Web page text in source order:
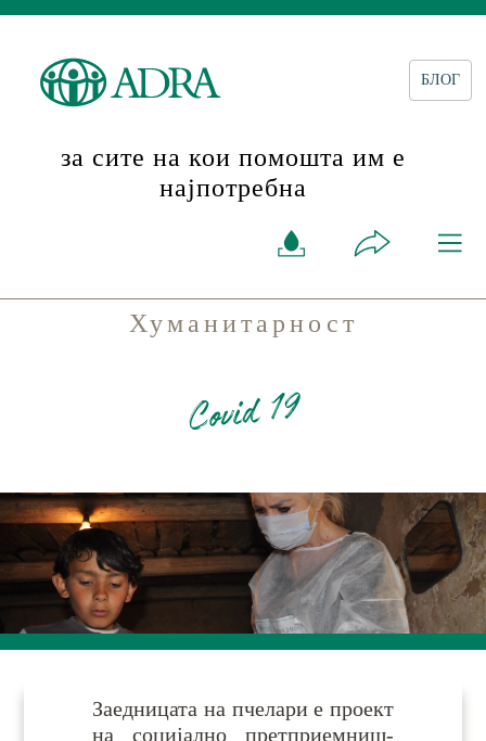
БЛОГ
за сите на кои помошта им е
најпотребна
Хуманитарност
Covid 19
Заедницата на пче­ла­ри е про­ект
на со­ци­јал­но прет­при­емниш­